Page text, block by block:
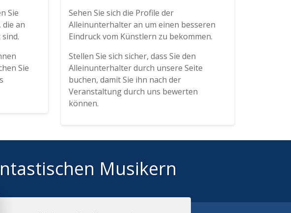
Sie
an
Sie
Sehen Sie sich die Profile der
Alleinunterhalter an um einen besseren
Eindruck vom Künstlern zu bekommen.
Stellen Sie sich sicher, dass Sie den
Alleinunterhalter durch unsere Seite
buchen, damit Sie ihn nach der
Veranstaltung durch uns bewerten
können.
Musikern